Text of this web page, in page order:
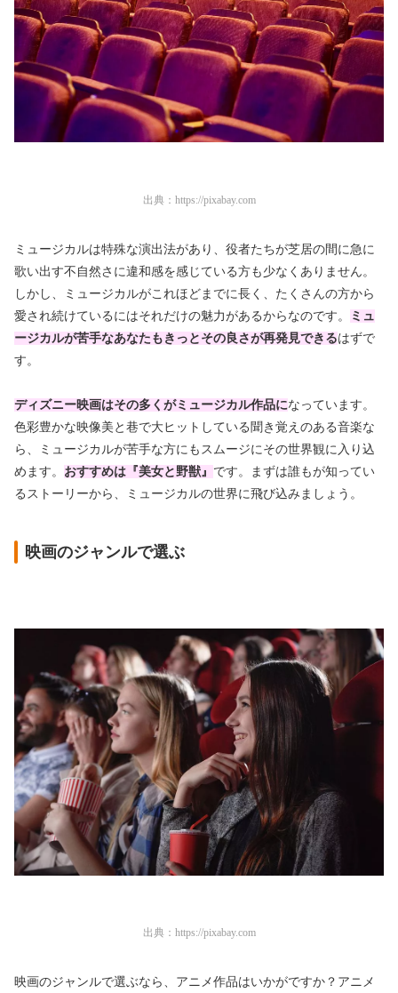
出典： https://pixabay.com
ミュージカルは特殊な演出法があり、役者たちが芝居の間に急に
歌い出す不自然さに違和感を感じている方も少なくありません。
しかし、ミュージカルがこれほどまでに長く、たくさんの方から
愛され続けているにはそれだけの魅力があるからなのです。
ミュ
ージカルが苦手なあなたもきっとその良さが再発見できるはずで
す。
ディズニー映画はその多くがミュージカル作品になっています。
色彩豊かな映像美と巷で大ヒットしている聞き覚えのある音楽な
ら、ミュージカルが苦手な方にもスムージにその世界観に入り込
めます。 おすすめは『美女と野獣』 です。まずは誰もが知ってい
るストーリーから、ミュージカルの世界に飛び込みましょう。
映画のジャンルで選ぶ
出典： https://pixabay.com
映画のジャンルで選ぶなら、アニメ作品はいかがですか？アニメ